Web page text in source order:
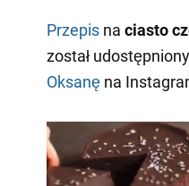
Przepisna ciasto
został
Oksanęna